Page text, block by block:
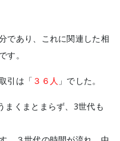
であり、これに関連した相
す。
引は「 ３６人 」でした。
まくまとまらず、3世代も